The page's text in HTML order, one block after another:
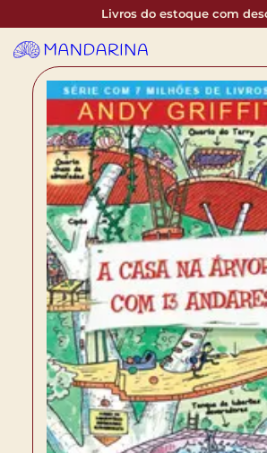
Livros do estoque com